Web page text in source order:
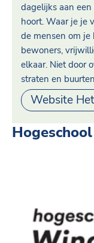
dagelijks aan
hoort. Waar je je
de mensen om
bewoners,
elkaar. Niet door
straten en
Website